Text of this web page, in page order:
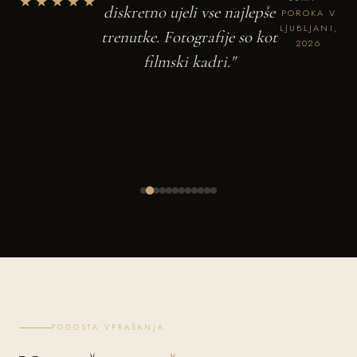
diskretno ujeli vse najlepše
trenutke. Fotografije so kot
filmski kadri."
POROKA V
LJUBLJANI,
2026
POGOSTA VPRAŠANJA